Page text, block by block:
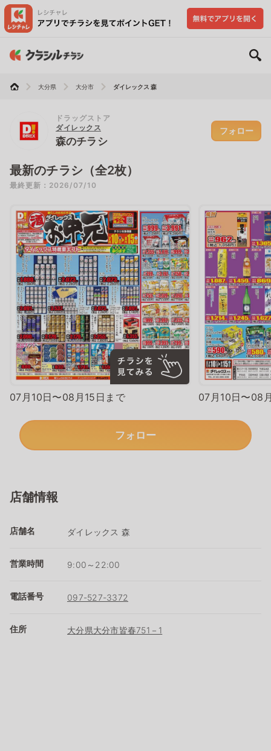
大分県 大分市 ダイレックス 森
ドラッグストア
ダイレックス
森のチラシ
フォロー
最新のチラシ（全2枚）
最終更新：2026/07/10
07月10日〜08月15日まで 07月10日〜08
フォロー
店舗情報
店舗名 ダイレックス 森
営業時間 9:00～22:00
電話番号 097-527-3372
住所 大分県大分市皆春751－1